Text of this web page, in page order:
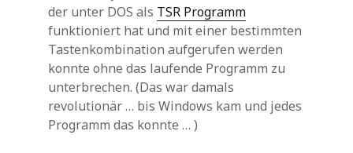
der unter DOS als TSR Programm
funktioniert hat und mit einer bestimmten
Tastenkombination aufgerufen werden
konnte ohne das laufende Programm zu
unterbrechen. (Das war damals
revolutionär … bis Windows kam und jedes
Programm das konnte … )